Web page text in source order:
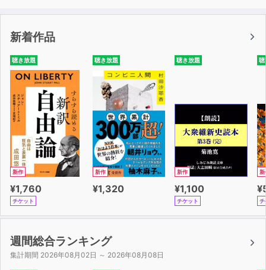
新着作品
聴き放題
新作
¥1,760
チケット
聴き放題
新作
¥1,320
聴き放題
新作
¥1,100
チケット
聴
新
チ
週間総合ランキング
集計期間 2026年08月02日 ～ 2026年08月08日